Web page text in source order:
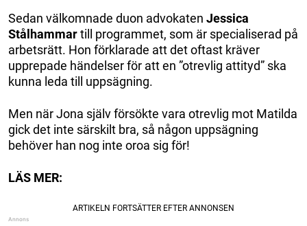
Sedan välkomnade duon advokaten Jessica
Stålhammartill programmet, som är specialiserad på
arbetsrätt. Hon förklarade att det oftast kräver
upprepade händelser för att en ”otrevlig attityd” ska
kunna leda till uppsägning.
Men när Jona själv försökte vara otrevlig mot Matilda
gick det inte särskilt bra, så någon uppsägning
behöver han nog inte oroa sig för!
LÄS MER: